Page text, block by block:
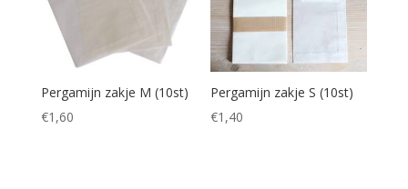
Pergamijn zakje M (10st)
€1,60
Pergamijn zakje S (10st)
€1,40